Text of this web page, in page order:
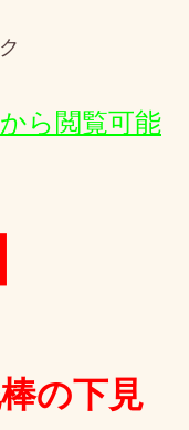
ック
ら閲覧可能
の下見